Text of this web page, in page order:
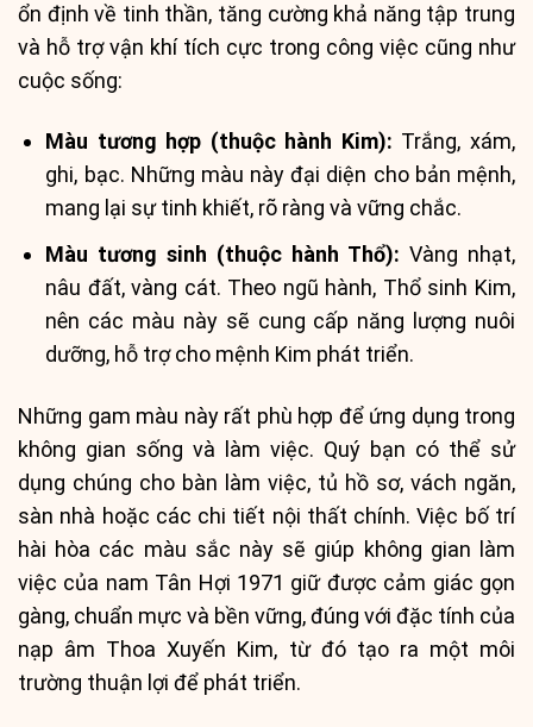
ổn định về tinh thần, tăng cường khả năng tập trung
và hỗ trợ vận khí tích cực trong công việc cũng như
cuộc sống:
Màu tương hợp (thuộc hành Kim): Trắng, xám,
ghi, bạc. Những màu này đại diện cho bản mệnh,
mang lại sự tinh khiết, rõ ràng và vững chắc.
Màu tương sinh (thuộc hành Thổ): Vàng nhạt,
nâu đất, vàng cát. Theo ngũ hành, Thổ sinh Kim,
nên các màu này sẽ cung cấp năng lượng nuôi
dưỡng, hỗ trợ cho mệnh Kim phát triển.
Những gam màu này rất phù hợp để ứng dụng trong
không gian sống và làm việc. Quý bạn có thể sử
dụng chúng cho bàn làm việc, tủ hồ sơ, vách ngăn,
sàn nhà hoặc các chi tiết nội thất chính. Việc bố trí
hài hòa các màu sắc này sẽ giúp không gian làm
việc của nam Tân Hợi 1971 giữ được cảm giác gọn
gàng, chuẩn mực và bền vững, đúng với đặc tính của
nạp âm Thoa Xuyến Kim, từ đó tạo ra một môi
trường thuận lợi để phát triển.